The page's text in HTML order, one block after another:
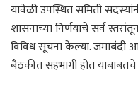
यावेळी उपस्थित समिती
शासनाच्या निर्णयाचे सर्व
विविध सूचना केल्या. जमाबंदी
बैठकीत सहभागी होत